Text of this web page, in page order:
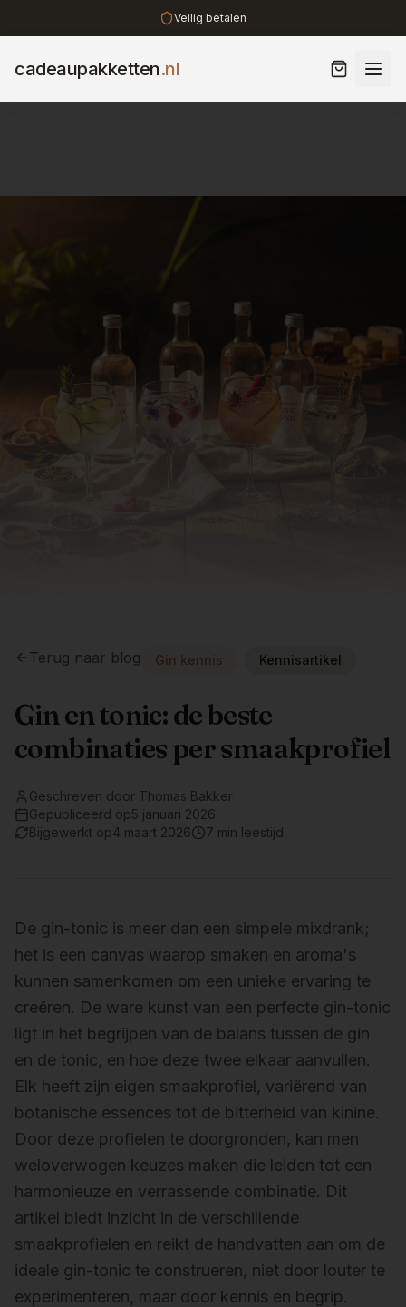
Veilig betalen
cadeaupakketten.nl
Terug naar blog Gin kennis Kennisartikel
Gin en tonic: de beste
combinaties per smaakprofiel
Geschreven door Thomas Bakker
Gepubliceerd op5 januari 2026
Bijgewerkt op4 maart 2026 7 min leestijd
De gin-tonic is meer dan een simpele mixdrank;
het is een canvas waarop smaken en aroma's
kunnen samenkomen om een unieke ervaring te
creëren. De ware kunst van een perfecte gin-tonic
ligt in het begrijpen van de balans tussen de gin
en de tonic, en hoe deze twee elkaar aanvullen.
Elk heeft zijn eigen smaakprofiel, variërend van
botanische essences tot de bitterheid van kinine.
Door deze profielen te doorgronden, kan men
weloverwogen keuzes maken die leiden tot een
harmonieuze en verrassende combinatie. Dit
artikel biedt inzicht in de verschillende
smaakprofielen en reikt de handvatten aan om de
ideale gin-tonic te construeren, niet door louter te
experimenteren, maar door kennis en begrip.